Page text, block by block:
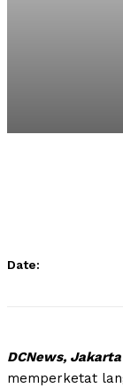
Date:
DCNews, Jakarta
memperketat